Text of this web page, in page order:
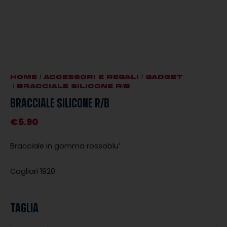
HOME / ACCESSORI E REGALI / GADGET
/ BRACCIALE SILICONE R/B
BRACCIALE SILICONE R/B
€5.90
Bracciale in gomma rossoblu’
Cagliari 1920
TAGLIA
Bracciale